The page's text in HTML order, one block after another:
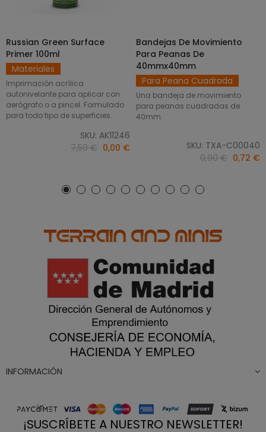
AÑADIR AL CARRITO
Russian Green Surface
Primer 100ml
Materiales
Imprimación acrílica
autonivelante para aplicar con
aerógrafo o a pincel. Formulado
para todo tipo de superficies.
SKU: AK11246
7,50 € 0,00 €
SELECCIONAR OPCIONES
Bandejas De Movimiento
Para Peanas De
40mmx40mm
Para Peana Cuadrada
Una bandeja de movimiento
para peanas cuadradas de
40mm.
SKU: TXA-C00040
0,90 € 0,72 €
INFORMACIÓN
¡SUSCRÍBETE A NUESTRO NEWSLETTER!